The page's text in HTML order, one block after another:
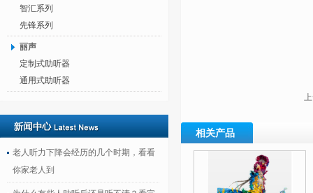
智汇系列
先锋系列
丽声
定制式助听器
通用式助听器
老人听力下降会经历的几个时期，看看
你家老人到
相关产品